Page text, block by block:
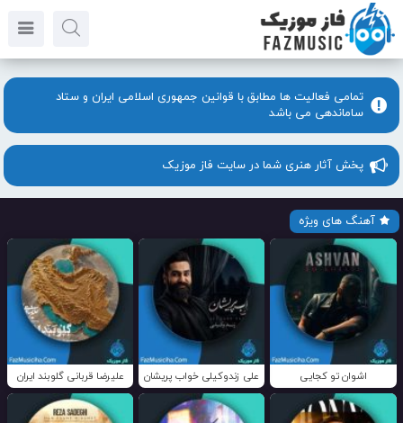
تمامی فعالیت ها مطابق با قوانین جمهوری اسلامی ایران و ستاد
ساماندهی می باشد
پخش آثار هنری شما در سایت فاز موزیک
آهنگ های ویژه
اشوان تو کجایی علی زندوکیلی خواب پریشان علیرضا قربانی گلوبند ایران